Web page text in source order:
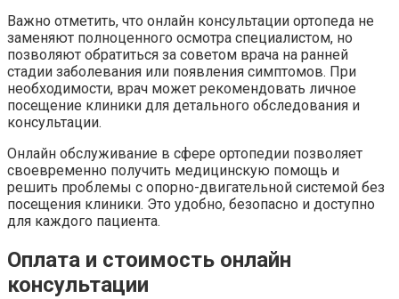
Важно отметить, что онлайн консультации ортопеда не
заменяют полноценного осмотра специалистом, но
позволяют обратиться за советом врача на ранней
стадии заболевания или появления симптомов. При
необходимости, врач может рекомендовать личное
посещение клиники для детального обследования и
консультации.
Онлайн обслуживание в сфере ортопедии позволяет
своевременно получить медицинскую помощь и
решить проблемы с опорно-двигательной системой без
посещения клиники. Это удобно, безопасно и доступно
для каждого пациента.
Оплата и стоимость онлайн
консультации